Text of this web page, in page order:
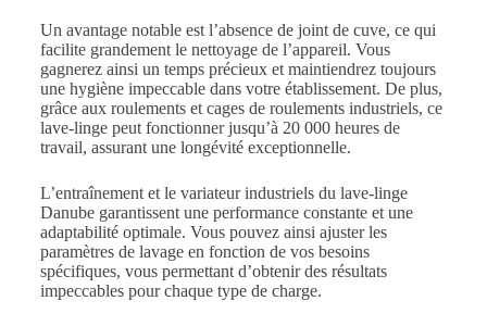
Un avantage notable est l’absence de joint de cuve, ce qui
facilite grandement le nettoyage de l’appareil. Vous
gagnerez ainsi un temps précieux et maintiendrez toujours
une hygiène impeccable dans votre établissement. De plus,
grâce aux roulements et cages de roulements industriels, ce
lave-linge peut fonctionner jusqu’à 20 000 heures de
travail, assurant une longévité exceptionnelle.
L’entraînement et le variateur industriels du lave-linge
Danube garantissent une performance constante et une
adaptabilité optimale. Vous pouvez ainsi ajuster les
paramètres de lavage en fonction de vos besoins
spécifiques, vous permettant d’obtenir des résultats
impeccables pour chaque type de charge.